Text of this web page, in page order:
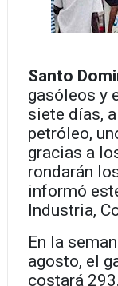
Santo
gasóleos y
siete días,
petróleo,
gracias a
rondarán
informó
Industria,
En la
agosto, el
costará